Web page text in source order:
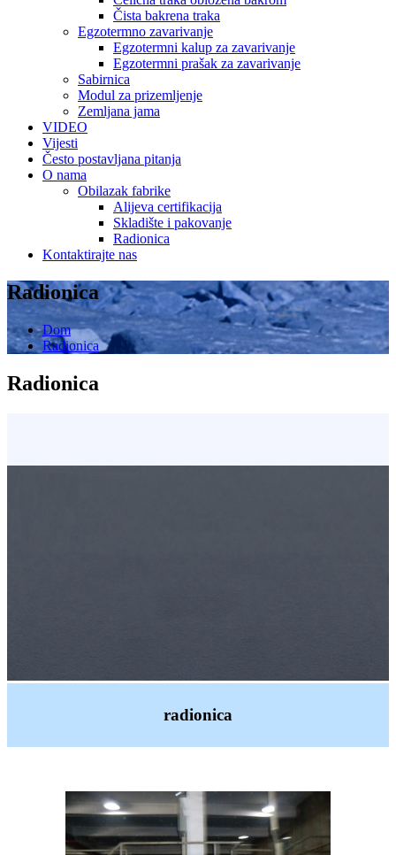
Čista bakrena traka
Egzotermno zavarivanje
Egzotermni kalup za zavarivanje
Egzotermni prašak za zavarivanje
Sabirnica
Modul za prizemljenje
Zemljana jama
VIDEO
Vijesti
Često postavljana pitanja
O nama
Obilazak fabrike
Alijeva certifikacija
Skladište i pakovanje
Radionica
Kontaktirajte nas
Radionica
Dom
Radionica
Radionica
radionica